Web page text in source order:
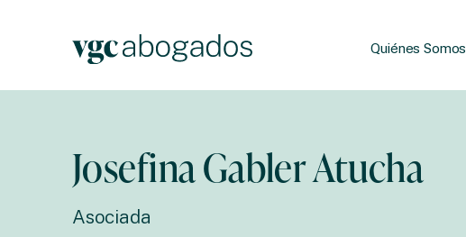
Quiénes Somos
Josefina Gabler Atucha
Asociada